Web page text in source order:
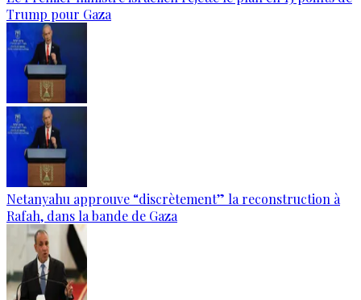
Trump pour Gaza
Netanyahu approuve “discrètement” la reconstruction à
Rafah, dans la bande de Gaza